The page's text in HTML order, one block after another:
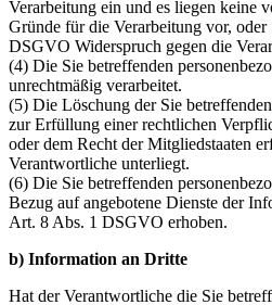
Verarbeitung ein und es liegen keine
Gründe für die Verarbeitung vor,
DSGVO Widerspruch gegen die
(4) Die Sie betreffenden
unrechtmäßig verarbeitet.
(5) Die Löschung der Sie
zur Erfüllung einer rechtlichen
oder dem Recht der Mitgliedstaaten
Verantwortliche unterliegt.
(6) Die Sie betreffenden
Bezug auf angebotene Dienste der
Art. 8 Abs. 1 DSGVO erhoben.
b) Information an Dritte
Hat der Verantwortliche die Sie